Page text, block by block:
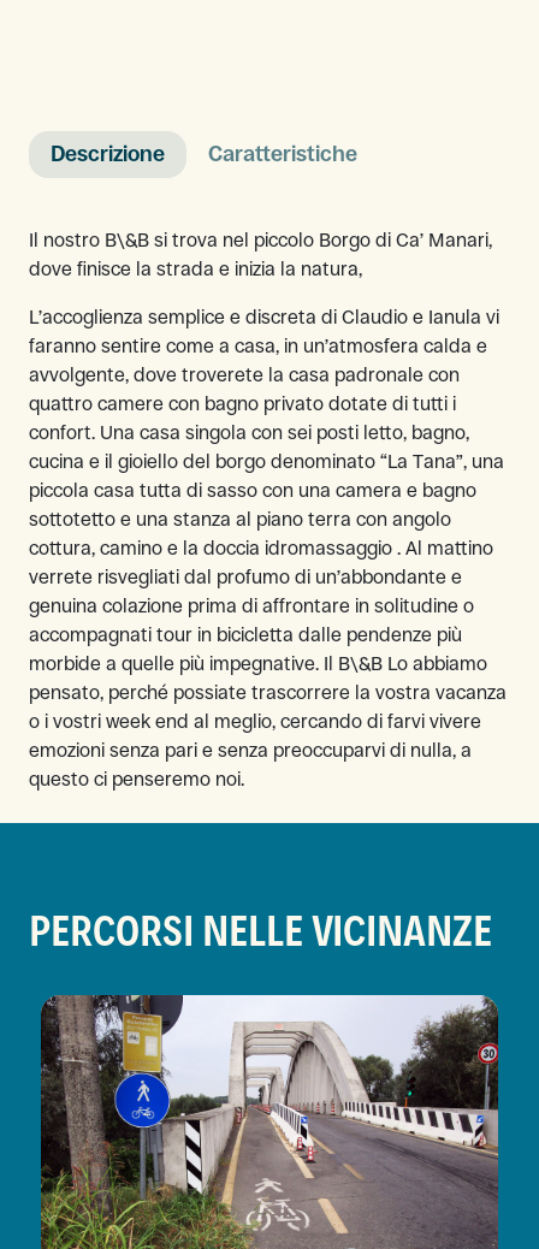
Descrizione Caratteristiche
Il nostro B\&B si trova nel piccolo Borgo di Ca’ Manari,
dove finisce la strada e inizia la natura,
L’accoglienza semplice e discreta di Claudio e Ianula vi
faranno sentire come a casa, in un’atmosfera calda e
avvolgente, dove troverete la casa padronale con
quattro camere con bagno privato dotate di tutti i
confort. Una casa singola con sei posti letto, bagno,
cucina e il gioiello del borgo denominato “La Tana”, una
piccola casa tutta di sasso con una camera e bagno
sottotetto e una stanza al piano terra con angolo
cottura, camino e la doccia idromassaggio . Al mattino
verrete risvegliati dal profumo di un’abbondante e
genuina colazione prima di affrontare in solitudine o
accompagnati tour in bicicletta dalle pendenze più
morbide a quelle più impegnative. Il B\&B Lo abbiamo
pensato, perché possiate trascorrere la vostra vacanza
o i vostri week end al meglio, cercando di farvi vivere
emozioni senza pari e senza preoccuparvi di nulla, a
questo ci penseremo noi.
PERCORSI NELLE VICINANZE